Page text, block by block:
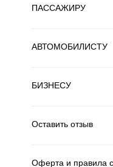
ПАССАЖИРУ
АВТОМОБИЛИСТУ
БИЗНЕСУ
Оставить отзыв
Оферта и правила